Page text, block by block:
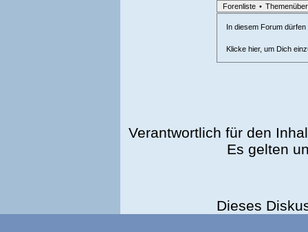
Forenliste •
In diesem Forum
Klicke hier, um Dich
Verantwortlich für den
Es gelten
Dieses